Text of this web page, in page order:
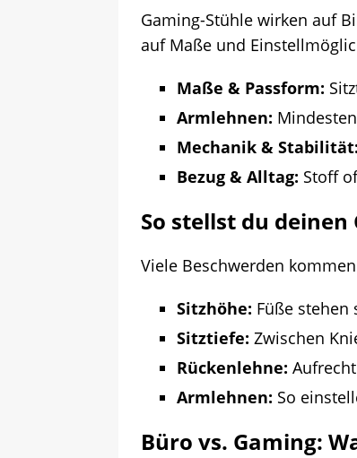
Gaming-Stühle wirken auf
auf Maße und
Maße & Passform:
Armlehnen:
Mechanik & Stabilität:
Bezug & Alltag: Stoff
So stellst du
Viele Beschwerden
Sitzhöhe: Füße stehen
Sitztiefe: Zwischen
Rückenlehne:
Armlehnen: So
Büro vs. Gaming: